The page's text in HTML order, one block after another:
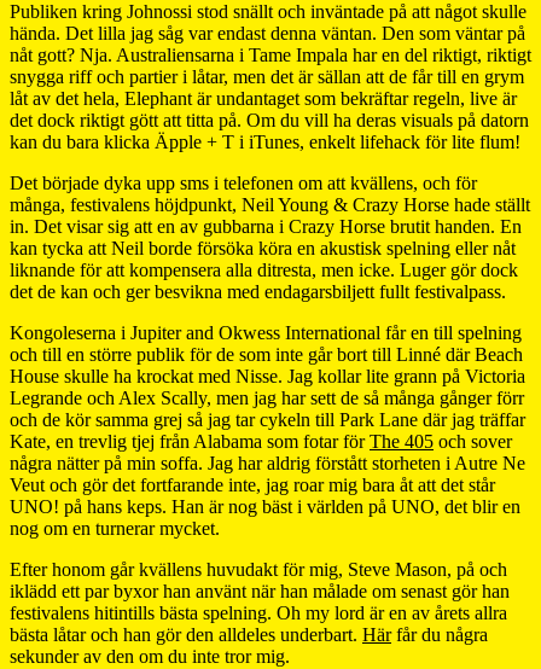
Publiken kring Johnossi stod snällt och inväntade på att något skulle
hända. Det lilla jag såg var endast denna väntan. Den som väntar på
nåt gott? Nja. Australiensarna i Tame Impala har en del riktigt, riktigt
snygga riff och partier i låtar, men det är sällan att de får till en grym
låt av det hela, Elephant är undantaget som bekräftar regeln, live är
det dock riktigt gött att titta på. Om du vill ha deras visuals på datorn
kan du bara klicka Äpple + T i iTunes, enkelt lifehack för lite flum!
Det började dyka upp sms i telefonen om att kvällens, och för
många, festivalens höjdpunkt, Neil Young & Crazy Horse hade ställt
in. Det visar sig att en av gubbarna i Crazy Horse brutit handen. En
kan tycka att Neil borde försöka köra en akustisk spelning eller nåt
liknande för att kompensera alla ditresta, men icke. Luger gör dock
det de kan och ger besvikna med endagarsbiljett fullt festivalpass.
Kongoleserna i Jupiter and Okwess International får en till spelning
och till en större publik för de som inte går bort till Linné där Beach
House skulle ha krockat med Nisse. Jag kollar lite grann på Victoria
Legrande och Alex Scally, men jag har sett de så många gånger förr
och de kör samma grej så jag tar cykeln till Park Lane där jag träffar
Kate, en trevlig tjej från Alabama som fotar förThe 405 och sover
några nätter på min soffa. Jag har aldrig förstått storheten i Autre Ne
Veut och gör det fortfarande inte, jag roar mig bara åt att det står
UNO! på hans keps. Han är nog bäst i världen på UNO, det blir en
nog om en turnerar mycket.
Efter honom går kvällens huvudakt för mig, Steve Mason, på och
iklädd ett par byxor han använt när han målade om senast gör han
festivalens hitintills bästa spelning. Oh my lord är en av årets allra
bästa låtar och han gör den alldeles underbart. Härfår du några
sekunder av den om du inte tror mig.